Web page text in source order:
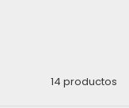
14 productos